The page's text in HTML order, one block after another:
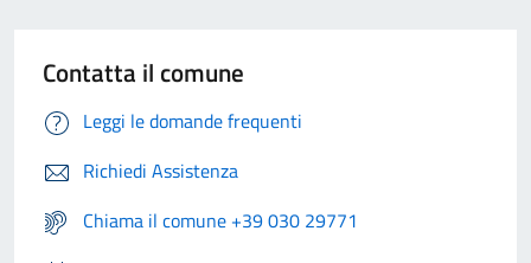
Contatta il comune
Leggi le domande frequenti
Richiedi Assistenza
Chiama il comune +39 030 29771